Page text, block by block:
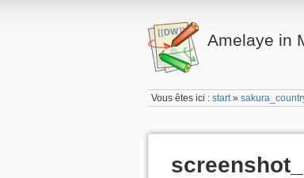
Amelaye in
Vous êtes ici :start»